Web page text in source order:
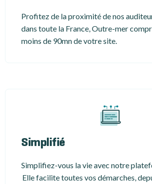
Profitez de la proximité de nos
dans toute la France, Outre-mer
moins de 90mn de votre site.
Simplifié
Simplifiez-vous la vie avec notre
Elle facilite toutes vos démarches,